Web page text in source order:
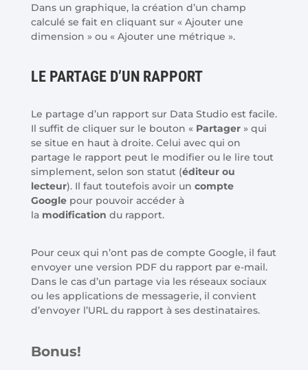
Dans un graphique, la création d’un champ
calculé se fait en cliquant sur « Ajouter une
dimension » ou « Ajouter une métrique ».
LE PARTAGE D’UN RAPPORT
Le partage d’un rapport sur Data Studio est facile.
Il suffit de cliquer sur le bouton « Partager» qui
se situe en haut à droite. Celui avec qui on
partage le rapport peut le modifier ou le lire tout
simplement, selon son statut (éditeur ou
lecteur). Il faut toutefois avoir un compte
Googlepour pouvoir accéder à
la modification du rapport.
Pour ceux qui n’ont pas de compte Google, il faut
envoyer une version PDF du rapport par e-mail.
Dans le cas d’un partage via les réseaux sociaux
ou les applications de messagerie, il convient
d’envoyer l’URL du rapport à ses destinataires.
Bonus!